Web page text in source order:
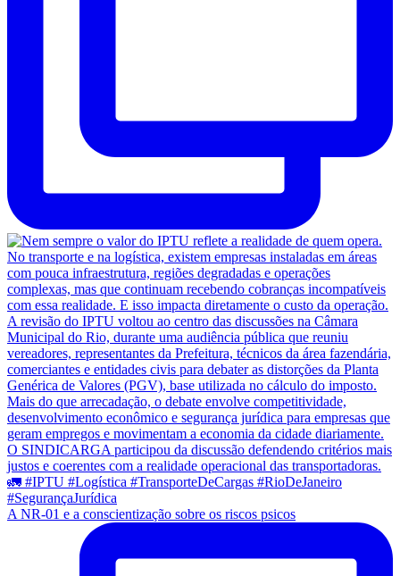
A NR-01 e a conscientização sobre os riscos psicos